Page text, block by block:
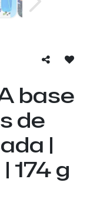
base
de
|
174 g